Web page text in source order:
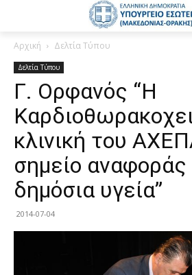
Αρχική Δελτία Τύπου
Δελτία Τύπου
Γ. Ορφανός “Η
κλινική του
σημείο αναφοράς
δημόσια υγεία”
2014-07-04